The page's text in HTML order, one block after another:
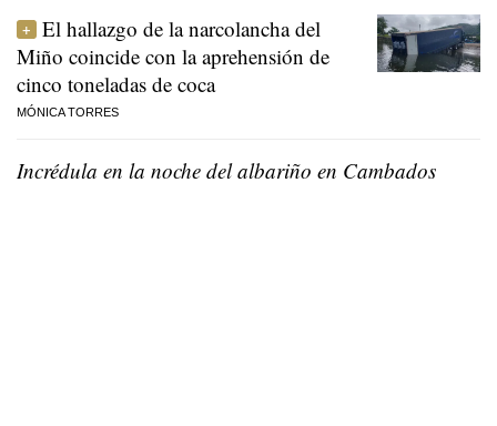
El hallazgo de la narcolancha del
Miño coincide con la aprehensión de
cinco toneladas de coca
MÓNICA TORRES
Incrédula en la noche del albariño en Cambados